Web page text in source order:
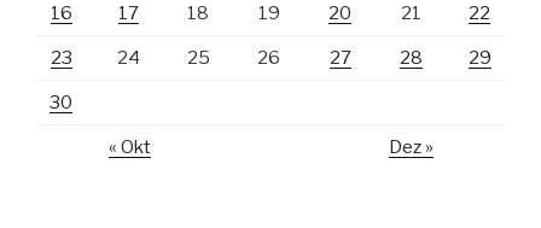
16 17 18 19 20 21 22
23 24 25 26 27 28 29
30
« Okt Dez »